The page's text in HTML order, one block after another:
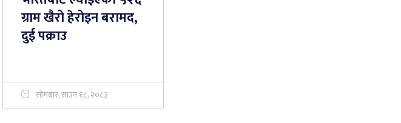
ग्राम खैरो हेरोइन बरामद,
दुई पक्राउ
सोमबार, साउन १८, २०८३